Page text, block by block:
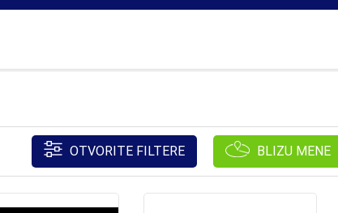
OTVORITE FILTERE BLIZU MENE